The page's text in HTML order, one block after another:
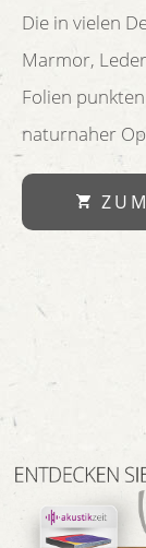
Die in vielen
Marmor,
Folien
naturnaher